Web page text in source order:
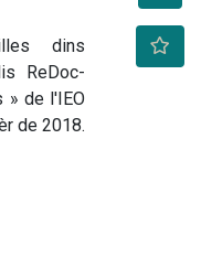
dins
ReDoc-
» de l'IEO
de 2018.